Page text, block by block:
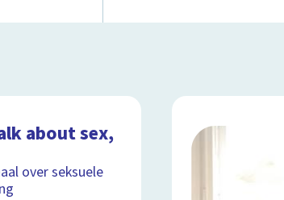
about sex,
over seksuele